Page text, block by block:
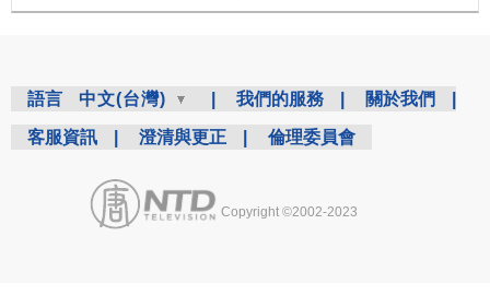
語言 中文(台灣) 我們的服務 關於我們
客服資訊 澄清與更正 倫理委員會
Copyright ©2002-2023